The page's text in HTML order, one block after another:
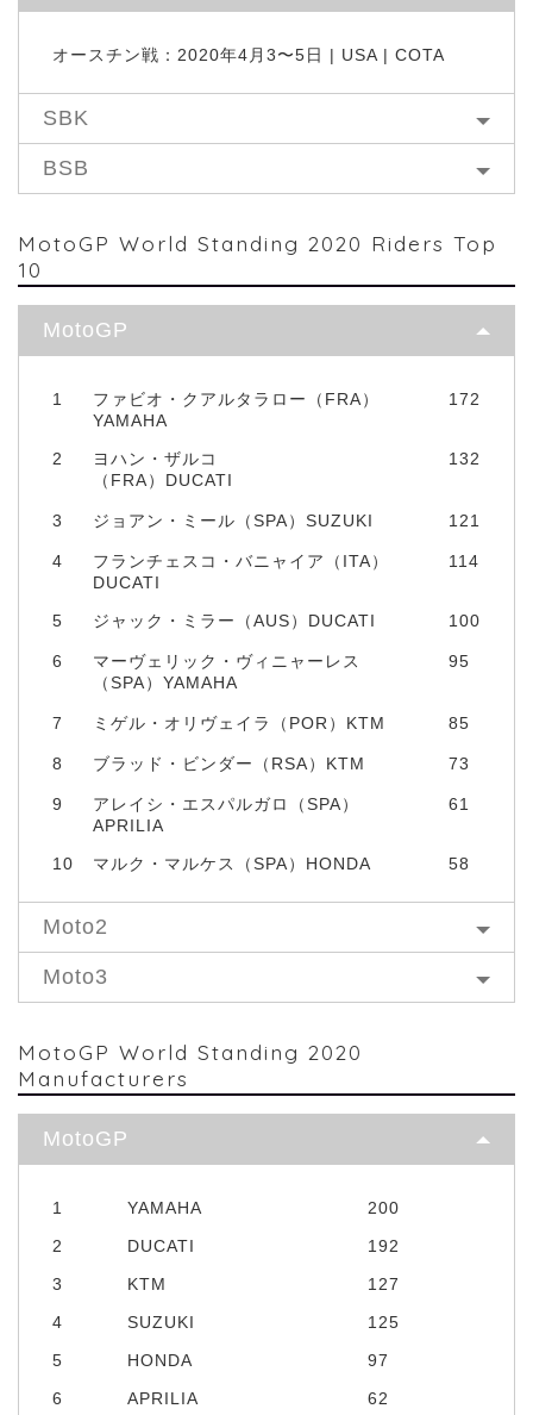
オースチン戦：2020年4月3〜5日 | USA | COTA
SBK
BSB
MotoGP World Standing 2020 Riders Top
10
MotoGP
1
ファビオ・クアルタラロー（FRA）
YAMAHA
172
2
ヨハン・ザルコ
（FRA）DUCATI
132
3 ジョアン・ミール（SPA）SUZUKI 121
4
フランチェスコ・バニャイア（ITA）
DUCATI
114
5 ジャック・ミラー（AUS）DUCATI 100
6
マーヴェリック・ヴィニャーレス
（SPA）YAMAHA
95
7 ミゲル・オリヴェイラ（POR）KTM 85
8 ブラッド・ビンダー（RSA）KTM 73
9
アレイシ・エスパルガロ（SPA）
APRILIA
61
10 マルク・マルケス（SPA）HONDA 58
Moto2
Moto3
MotoGP World Standing 2020
Manufacturers
MotoGP
1 YAMAHA
200
2
DUCATI
192
3
KTM
127
4
SUZUKI
125
5
HONDA
97
6
APRILIA 62